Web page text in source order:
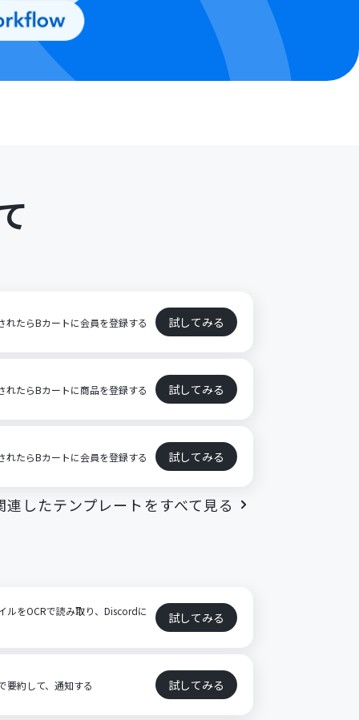
れたらBカートに会員を登録する 試してみる
れたらBカートに商品を登録する 試してみる
れたらBカートに会員を登録する 試してみる
連したテンプレートをすべて見る
ルをOCRで読み取り、Discordに 試してみる
要約して、通知する 試してみる